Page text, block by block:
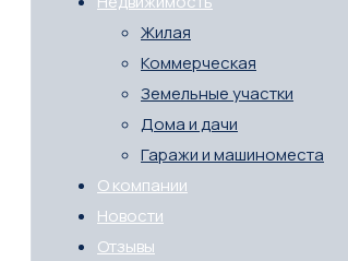
Жилая
Коммерческая
Земельные участки
Дома и дачи
Гаражи и машиноместа
О компании
Новости
Отзывы